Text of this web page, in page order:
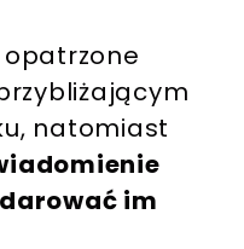
opatrzone
natomiast
im